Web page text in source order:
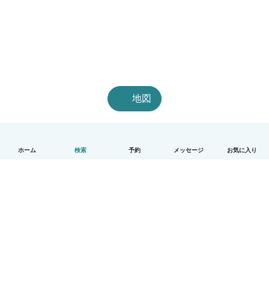
ホーム 検索 予約 メッセージ お気に入り
地図